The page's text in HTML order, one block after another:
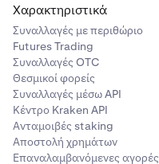
Χαρακτηριστικά
Συναλλαγές με περιθώριο
Futures Trading
Συναλλαγές OTC
Θεσμικοί φορείς
Συναλλαγές μέσω API
Κέντρο Kraken API
Ανταμοιβές staking
Αποστολή χρημάτων
Επαναλαμβανόμενες αγορές